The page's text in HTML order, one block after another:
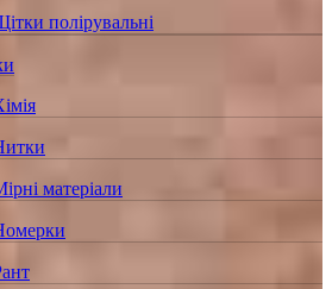
полірувальні
матеріали